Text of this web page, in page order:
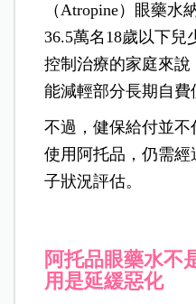
（Atropine）眼藥水
36.5萬名18歲以下兒
控制治療的家庭來
能減輕部分長期自費
不過，健保給付並
使用阿托品，仍需
子狀況評估。
阿托品眼藥水不
用是延緩惡化